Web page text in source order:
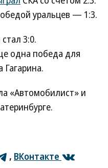
уральцев — 1:3.
3:0.
одна победа для
«Автомобилист» и
, ВКонтакте